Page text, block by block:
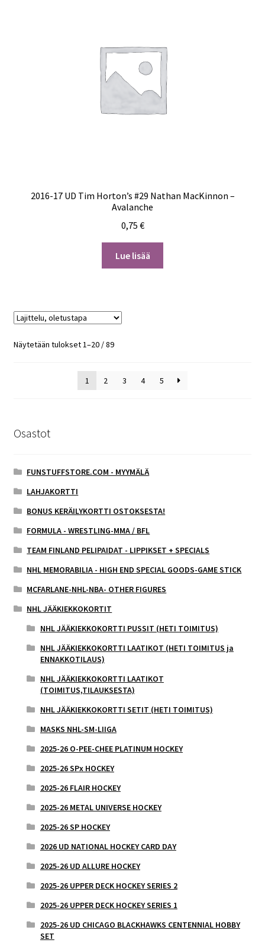
2016-17 UD Tim Horton’s #29 Nathan MacKinnon –
Avalanche
0,75 €
Lue lisää
Näytetään tulokset 1–20 / 89
1 2 3 4 5
Osastot
FUNSTUFFSTORE.COM - MYYMÄLÄ
LAHJAKORTTI
BONUS KERÄILYKORTTI OSTOKSESTA!
FORMULA - WRESTLING-MMA / BFL
TEAM FINLAND PELIPAIDAT - LIPPIKSET + SPECIALS
NHL MEMORABILIA - HIGH END SPECIAL GOODS-GAME STICK
MCFARLANE-NHL-NBA- OTHER FIGURES
NHL JÄÄKIEKKOKORTIT
NHL JÄÄKIEKKOKORTTI PUSSIT (HETI TOIMITUS)
NHL JÄÄKIEKKOKORTTI LAATIKOT (HETI TOIMITUS ja
ENNAKKOTILAUS)
NHL JÄÄKIEKKOKORTTI LAATIKOT
(TOIMITUS,TILAUKSESTA)
NHL JÄÄKIEKKOKORTTI SETIT (HETI TOIMITUS)
MASKS NHL-SM-LIIGA
2025-26 O-PEE-CHEE PLATINUM HOCKEY
2025-26 SPx HOCKEY
2025-26 FLAIR HOCKEY
2025-26 METAL UNIVERSE HOCKEY
2025-26 SP HOCKEY
2026 UD NATIONAL HOCKEY CARD DAY
2025-26 UD ALLURE HOCKEY
2025-26 UPPER DECK HOCKEY SERIES 2
2025-26 UPPER DECK HOCKEY SERIES 1
2025-26 UD CHICAGO BLACKHAWKS CENTENNIAL HOBBY
SET